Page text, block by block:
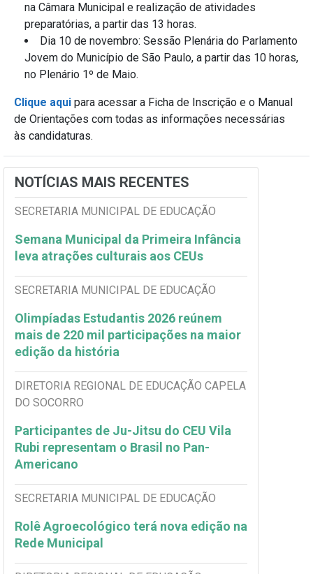
na Câmara Municipal e realização de atividades
preparatórias, a partir das 13 horas.
Dia 10 de novembro: Sessão Plenária do Parlamento
Jovem do Município de São Paulo, a partir das 10 horas,
no Plenário 1º de Maio.
Clique aqui para acessar a Ficha de Inscrição e o Manual
de Orientações com todas as informações necessárias
às candidaturas.
NOTÍCIAS MAIS RECENTES
SECRETARIA MUNICIPAL DE EDUCAÇÃO
Semana Municipal da Primeira Infância
leva atrações culturais aos CEUs
SECRETARIA MUNICIPAL DE EDUCAÇÃO
Olimpíadas Estudantis 2026 reúnem
mais de 220 mil participações na maior
edição da história
DIRETORIA REGIONAL DE EDUCAÇÃO CAPELA
DO SOCORRO
Participantes de Ju-Jitsu do CEU Vila
Rubi representam o Brasil no Pan-
Americano
SECRETARIA MUNICIPAL DE EDUCAÇÃO
Rolê Agroecológico terá nova edição na
Rede Municipal